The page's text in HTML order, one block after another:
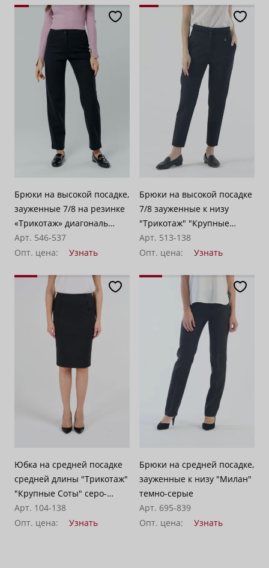
Брюки на высокой посадке,
зауженные 7/8 на резинке
«Трикотаж» диагональ
темно-серые
Арт. 546-537
Опт. цена:
Узнать
Брюки на высокой посадке
7/8 зауженные к низу
"Трикотаж" "Крупные
соты" серо-черные
Арт. 513-138
Опт. цена:
Узнать
Юбка на средней посадке
средней длины "Трикотаж"
"Крупные Соты" серо-
черная
Арт. 104-138
Опт. цена:
Узнать
Брюки на средней посадке,
зауженные к низу "Милан"
темно-серые
Арт. 695-839
Опт. цена:
Узнать